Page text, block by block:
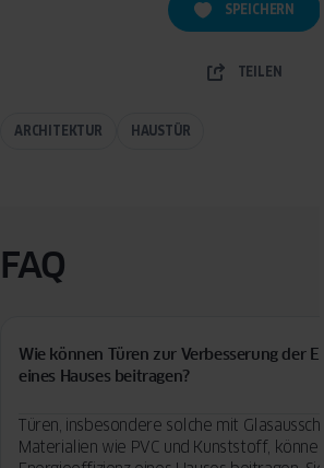
SPEICHERN
TEILEN
ARCHITEKTUR HAUSTÜR
FAQ
Wie können Türen zur Verbesserung der
eines Hauses beitragen?
Türen, insbesondere solche mit
Materialien wie PVC und Kunststoff,